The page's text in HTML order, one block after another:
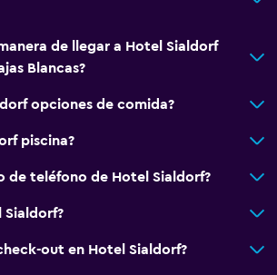
de llegar a Hotel Sialdorf
Blancas?
opciones de comida?
piscina?
de teléfono de Hotel Sialdorf?
Sialdorf?
out en Hotel Sialdorf?